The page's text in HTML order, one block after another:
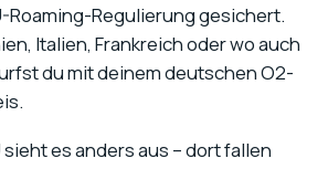
Roaming-Regulierung gesichert.
Italien, Frankreich oder wo auch
du mit deinem deutschen O2-
sieht es anders aus – dort fallen